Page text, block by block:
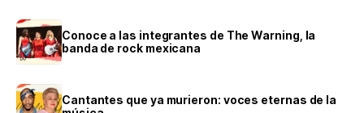
Conoce a las integrantes de The Warning, la
banda de rock mexicana
Cantantes que ya murieron: voces eternas de la